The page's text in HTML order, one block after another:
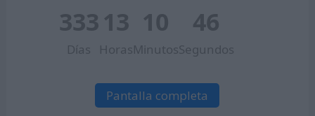
333
Días
13
Horas
10
Minutos
45
Segundos
Pantalla completa